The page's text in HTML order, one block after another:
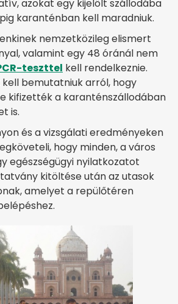
azokat egy kijelölt szállodába
karanténban kell maradniuk.
nemzetközileg elismert
valamint egy 48 óránál nem
teszttel kell rendelkeznie.
bemutatniuk arról, hogy
kifizették a karanténszállodában
is.
és a vizsgálati eredményeken
hogy minden, a város
egészségügyi nyilatkozatot
kitöltése után az utasok
amelyet a repülőtéren